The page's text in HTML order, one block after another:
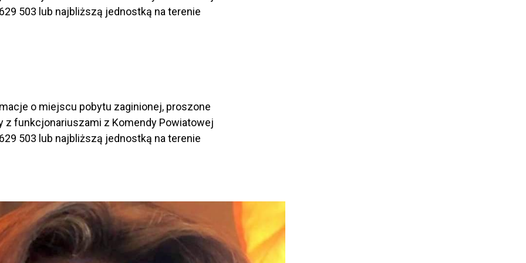
503 lub najbliższą jednostką na terenie
o miejscu pobytu zaginionej, proszone
funkcjonariuszami z Komendy Powiatowej
503 lub najbliższą jednostką na terenie